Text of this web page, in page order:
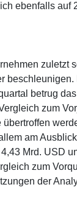
ebenfalls auf
zuletzt
betrug
zum
am
Mrd. USD
zum
der